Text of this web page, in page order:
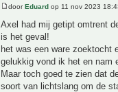
doorEduard op 11 nov 2023
Axel had mij getipt omtrent
is het geval!
het was een ware zoektocht
gelukkig vond ik het en nam
Maar toch goed te zien dat
soort van lichtslang om de